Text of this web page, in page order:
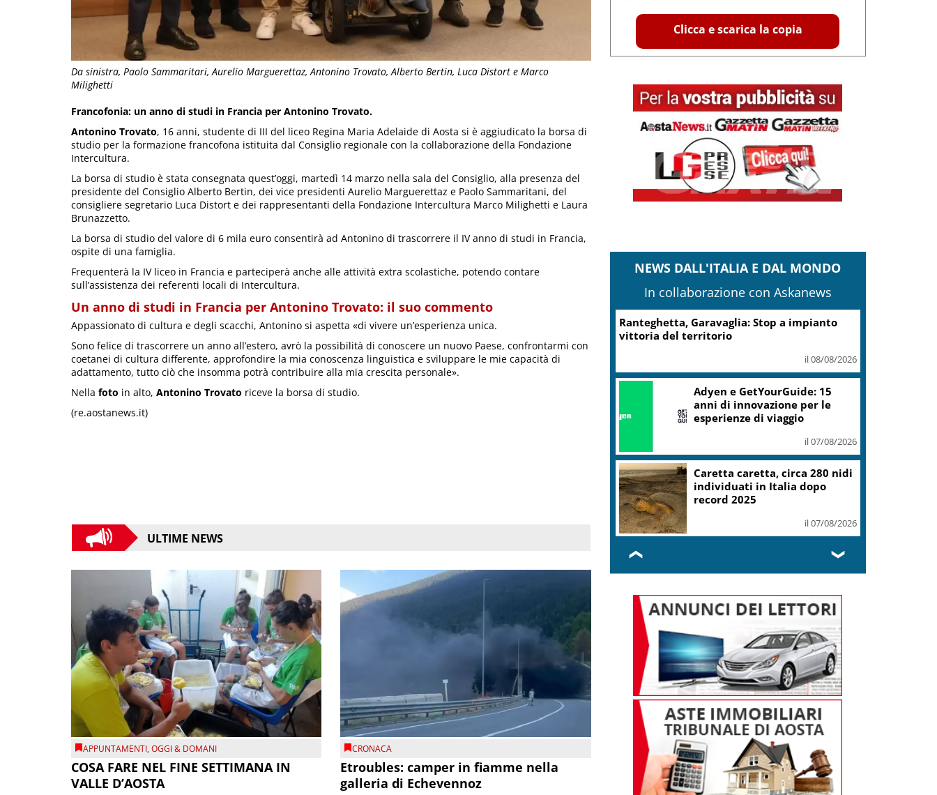
Da sinistra, Paolo Sammaritari, Aurelio Marguerettaz, Antonino Trovato, Alberto Bertin, Luca Distort e Marco
Milighetti
Francofonia: un anno di studi in Francia per Antonino Trovato.
Antonino Trovato, 16 anni, studente di III del liceo Regina Maria Adelaide di Aosta si è aggiudicato la borsa di
studio per la formazione francofona istituita dal Consiglio regionale con la collaborazione della Fondazione
Intercultura.
La borsa di studio è stata consegnata quest’oggi, martedì 14 marzo nella sala del Consiglio, alla presenza del
presidente del Consiglio Alberto Bertin, dei vice presidenti Aurelio Marguerettaz e Paolo Sammaritani, del
consigliere segretario Luca Distort e dei rappresentanti della Fondazione Intercultura Marco Milighetti e Laura
Brunazzetto.
La borsa di studio del valore di 6 mila euro consentirà ad Antonino di trascorrere il IV anno di studi in Francia,
ospite di una famiglia.
Frequenterà la IV liceo in Francia e parteciperà anche alle attività extra scolastiche, potendo contare
sull’assistenza dei referenti locali di Intercultura.
Un anno di studi in Francia per Antonino Trovato: il suo commento
Appassionato di cultura e degli scacchi, Antonino si aspetta «di vivere un’esperienza unica.
Sono felice di trascorrere un anno all’estero, avrò la possibilità di conoscere un nuovo Paese, confrontarmi con
coetanei di cultura differente, approfondire la mia conoscenza linguistica e sviluppare le mie capacità di
adattamento, tutto ciò che insomma potrà contribuire alla mia crescita personale».
Nella foto in alto, Antonino Trovato riceve la borsa di studio.
(re.aostanews.it)
ULTIME NEWS
APPUNTAMENTI,OGGI & DOMANI
COSA FARE NEL FINE SETTIMANA IN
VALLE D’AOSTA
CRONACA
Etroubles: camper in fiamme nella
galleria di Echevennoz
Clicca e scarica la copia
NEWS DALL'ITALIA E DAL MONDO
In collaborazione con Askanews
Turismo, Osservatorio
Telepass: +20% di interesse
il 07/08/2026
Mic, Liguria: 5,8 mln da piano Grandi
Progetti Beni Culturali
il 07/08/2026
Mondiali Wakeboard: primo
oro è azzurro, Noa Gualtieri
campione Under 14
il 07/08/2026
❮ ❯